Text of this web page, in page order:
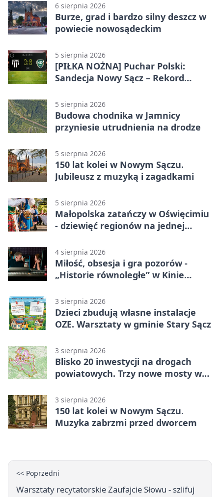
6 sierpnia 2026
Burze, grad i bardzo silny deszcz w
powiecie nowosądeckim
5 sierpnia 2026
[PIŁKA NOŻNA] Puchar Polski:
Sandecja Nowy Sącz – Rekord
5 sierpnia 2026
Budowa chodnika w Jamnicy
przyniesie utrudnienia na drodze
5 sierpnia 2026
150 lat kolei w Nowym Sączu.
Jubileusz z muzyką i zagadkami
5 sierpnia 2026
Małopolska zatańczy w Oświęcimiu
- dziewięć regionów na jednej
4 sierpnia 2026
Miłość, obsesja i gra pozorów -
„Historie równoległe” w Kinie
3 sierpnia 2026
Dzieci zbudują własne instalacje
OZE. Warsztaty w gminie Stary Sącz
3 sierpnia 2026
Blisko 20 inwestycji na drogach
powiatowych. Trzy nowe mosty w
3 sierpnia 2026
150 lat kolei w Nowym Sączu.
Muzyka zabrzmi przed dworcem
<< Poprzedni
Warsztaty recytatorskie Zaufajcie Słowu - szlifuj